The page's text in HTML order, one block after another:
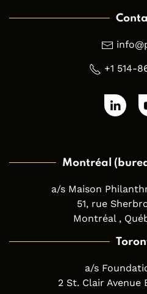
+1 514-
Montréal
a/s Maison
51, rue
Montréal ,
a/s
2 St. Clair Avenue